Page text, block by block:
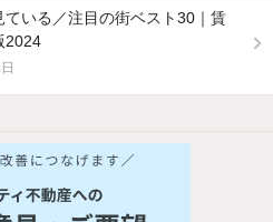
ている／注目の街ベスト30｜賃
2024
でいます！
2階以上